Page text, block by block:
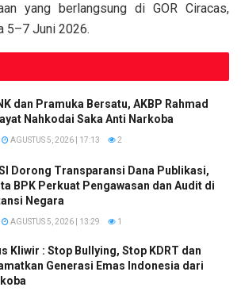
yang berlangsung di GOR Ciracas,
5–7 Juni 2026.
dan Pramuka Bersatu, AKBP Rahmad
Nahkodai Saka Anti Narkoba
AGUSTUS 5, 2026 | 17:13 2
Dorong Transparansi Dana Publikasi,
BPK Perkuat Pengawasan dan Audit di
Negara
AGUSTUS 5, 2026 | 13:29 1
Kliwir : Stop Bullying, Stop KDRT dan
Generasi Emas Indonesia dari